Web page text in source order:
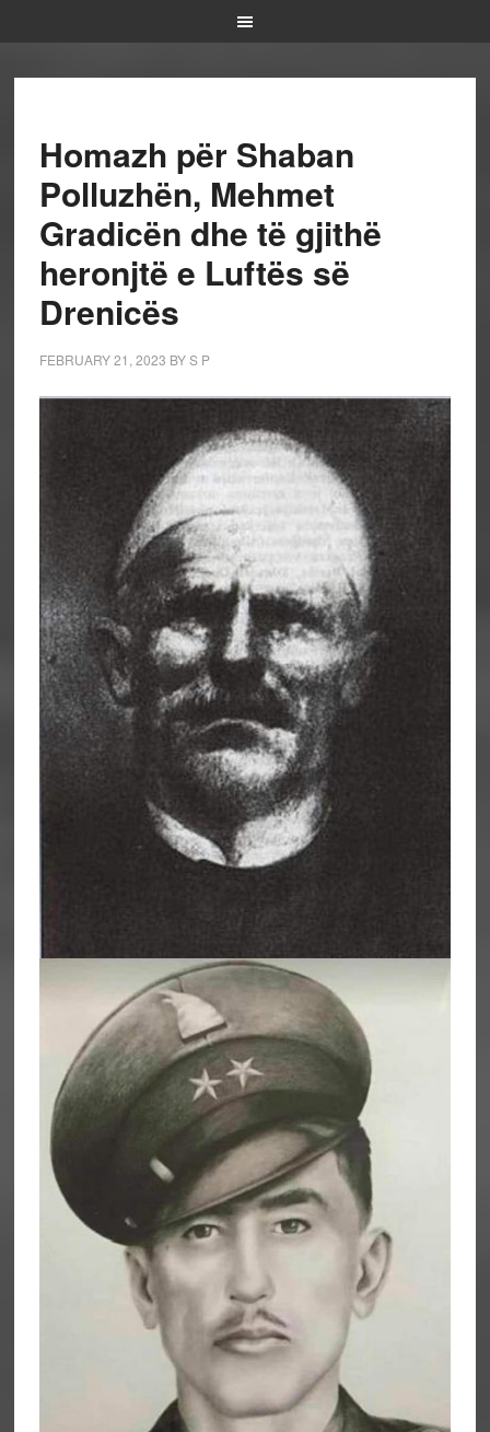
Homazh për Shaban
Polluzhën, Mehmet
Gradicën dhe të gjithë
heronjtë e Luftës së
Drenicës
FEBRUARY 21, 2023 BYS P